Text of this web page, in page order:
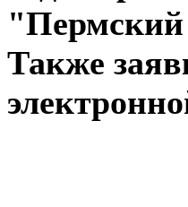
"Пермский
Также